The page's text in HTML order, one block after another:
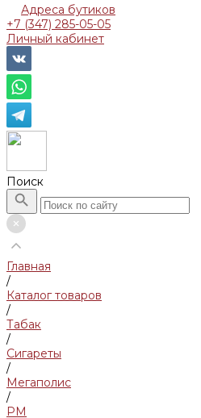
Адреса бутиков
+7 (347) 285-05-05
Личный кабинет
Поиск
Главная
/
Каталог товаров
/
Табак
/
Сигареты
/
Мегаполис
/
PM